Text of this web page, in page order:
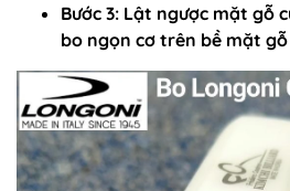
Bước 3: Lật ngược mặt gỗ
bo ngọn cơ trên bề mặt gỗ